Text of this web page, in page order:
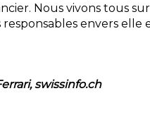
Nous vivons tous
envers elle
swissinfo.ch